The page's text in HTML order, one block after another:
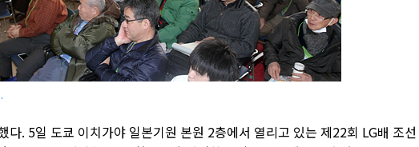
다. 5일 도쿄 이치가야 일본기원 본원 2층에서 열리고 있는 제22회 LG배 조선